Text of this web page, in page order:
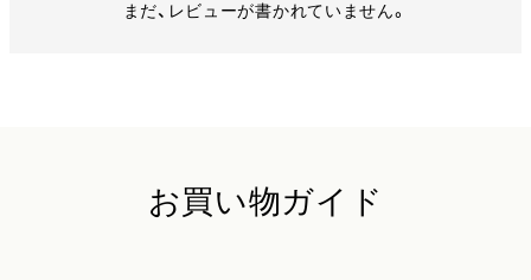
まだ、レビューが書かれていません。
お買い物ガイド